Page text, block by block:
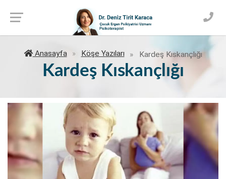
Anasayfa Köşe Yazıları Kardeş Kıskançlığı
Kardeş Kıskançlığı